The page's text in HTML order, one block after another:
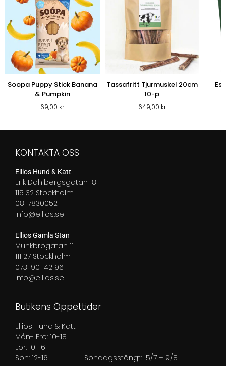
Soopa Puppy Stick Banana
& Pumpkin
69,00 kr
Tassafritt Tjurmuskel 20cm
10-p
649,00 kr
KONTAKTA OSS
Ellios Hund & Katt
Erik Dahlbergsgatan 18
115 32 Stockholm
08-7830052
info@ellios.se
Ellios Gamla Stan
Munkbrogatan 11
111 27 Stockholm
073-901 42 96
info@ellios.se
Butikens Öppettider
Ellios Hund & Katt
Mån- Fre: 10-18
Lör: 10-16
Sön: 12-16 Söndagsstängt: 5/7 – 9/8